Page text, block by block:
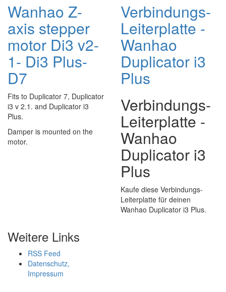
Wanhao Z-
axis stepper
motor Di3 v2-
1- Di3 Plus-
D7
Fits to Duplicator 7, Duplicator
i3 v 2.1. and Duplicator i3
Plus.
Damper is mounted on the
motor.
Verbindungs-
Leiterplatte -
Wanhao
Duplicator i3
Plus
Verbindungs-
Leiterplatte -
Wanhao
Duplicator i3
Plus
Kaufe diese Verbindungs-
Leiterplatte für deinen
Wanhao Duplicator i3 Plus.
Weitere Links
RSS Feed
Datenschutz,
Impressum